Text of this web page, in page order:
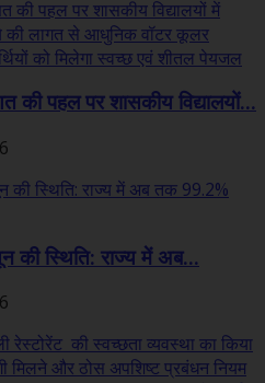
की पहल पर शासकीय विद्यालयों...
की स्थिति: राज्य में अब...